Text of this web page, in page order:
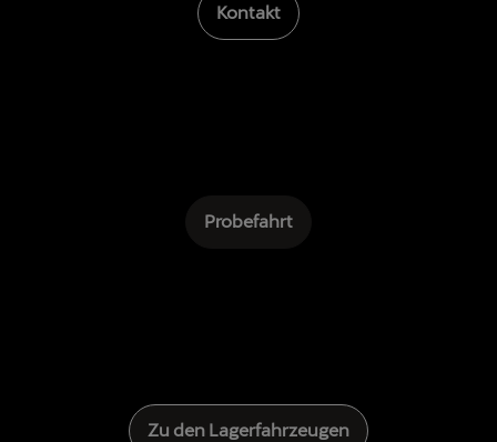
Kontakt
Probefahrt
Zu den Lagerfahrzeugen